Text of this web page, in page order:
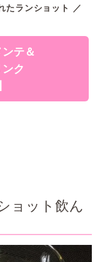
たランショット ／
テ＆
ク
ョット飲ん